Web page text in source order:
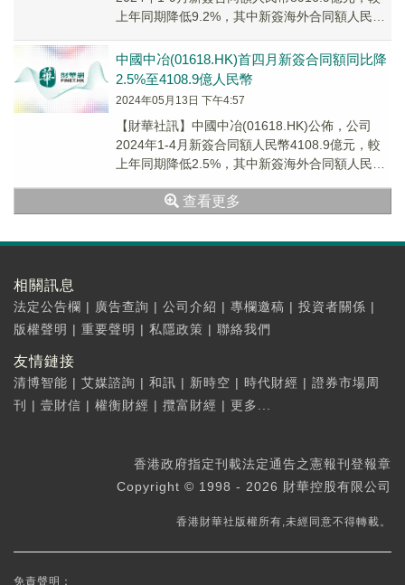
上年同期降低9.2%，其中新簽海外合同額人民幣
中國中冶(01618.HK)首四月新簽合同額同比降
2.5%至4108.9億人民幣
2024年05月13日 下午4:57
【財華社訊】中國中冶(01618.HK)公佈，公司
2024年1-4月新簽合同額人民幣4108.9億元，較
上年同期降低2.5%，其中新簽海外合同額人民幣
查看更多
相關訊息
法定公告欄 | 廣告查詢 | 公司介紹 | 專欄邀稿 | 投資者關係 |
版權聲明 | 重要聲明 | 私隱政策 | 聯絡我們
友情鏈接
清博智能 | 艾媒諮詢 | 和訊 | 新時空 | 時代財經 | 證券市場周
刊
| 壹財信 | 權衡財經 | 攬富財經 | 更多...
香港政府指定刊載法定通告之憲報刊登報章
Copyright © 1998 - 2026 財華控股有限公司
香港財華社版權所有,未經同意不得轉載。
免責聲明：